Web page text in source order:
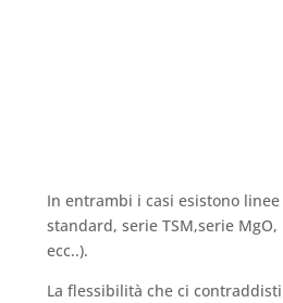
In entrambi i casi esistono
standard, serie TSM,serie
ecc..).
La flessibilità che ci